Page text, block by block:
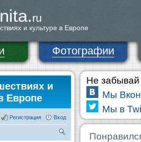
ru
и культуре в Европе
Фотографии
и
Европе
Вход
Регистрация
Не забывай
Мы
Мы в